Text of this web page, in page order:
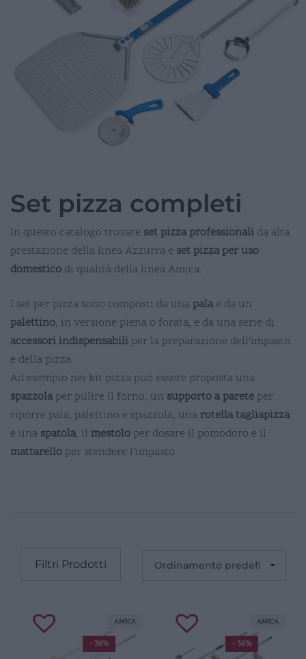
Set pizza completi
In questo catalogo trovate set pizza professionali da alta
prestazione della linea Azzurra e set pizza per uso
domestico di qualità della linea Amica.
I set per pizza sono composti da una pala e da un
palettino, in versione piena o forata, e da una serie di
accessori indispensabili per la preparazione dell’impasto
e della pizza.
Ad esempio nei kit pizza può essere proposta una
spazzola per pulire il forno, un supporto a parete per
riporre pala, palettino e spazzola, una rotella tagliapizza
e una spatola, il mestolo per dosare il pomodoro e il
mattarello per stendere l’impasto.
Filtri Prodotti
- 36%
AMICA
- 36%
AMICA